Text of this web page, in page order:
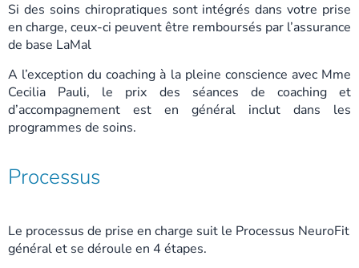
Si des soins chiropratiques sont intégrés dans votre prise
en charge, ceux-ci peuvent être remboursés par l’assurance
de base LaMal
A l’exception du coaching à la pleine conscience avec Mme
Cecilia Pauli, le prix des séances de coaching et
d’accompagnement est en général inclut dans les
programmes de soins.
Processus
Le processus de prise en charge suit le Processus NeuroFit
général et se déroule en 4 étapes.